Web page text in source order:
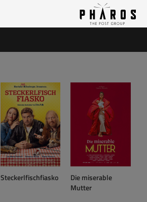
Steckerlfischfiasko
Die miserable
Mutter